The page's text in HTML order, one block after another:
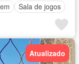
Sala de jogos
Atualizado